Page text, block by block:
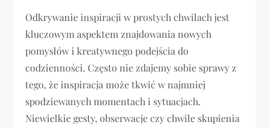
Odkrywanie inspiracji w prostych chwilach jest
kluczowym aspektem znajdowania nowych
pomysłów i kreatywnego podejścia do
codzienności. Często nie zdajemy sobie sprawy z
tego, że inspiracja może tkwić w najmniej
spodziewanych momentach i sytuacjach.
Niewielkie gesty, obserwacje czy chwile skupienia